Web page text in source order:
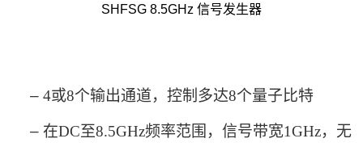
SHFSG 8.5GHz 信号发生器
‒ 4或8个输出通道，控制多达8个量子比特
‒ 在DC至8.5GHz频率范围，信号带宽1GHz，无